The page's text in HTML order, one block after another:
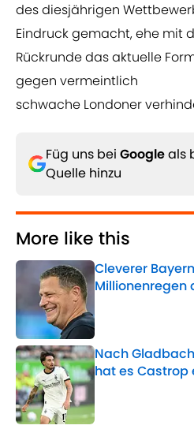
des diesjährigen
Eindruck gemacht, ehe mit
Rückrunde das aktuelle
gegen vermeintlich
schwache Londoner
Füg uns bei Googleals
Quelle hinzu
More like this
Cleverer
Millionenregen
Nach
hat es Castrop